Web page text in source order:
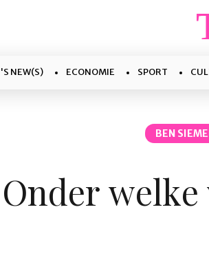
NEW(S) ECONOMIE SPORT
BEN
Onder